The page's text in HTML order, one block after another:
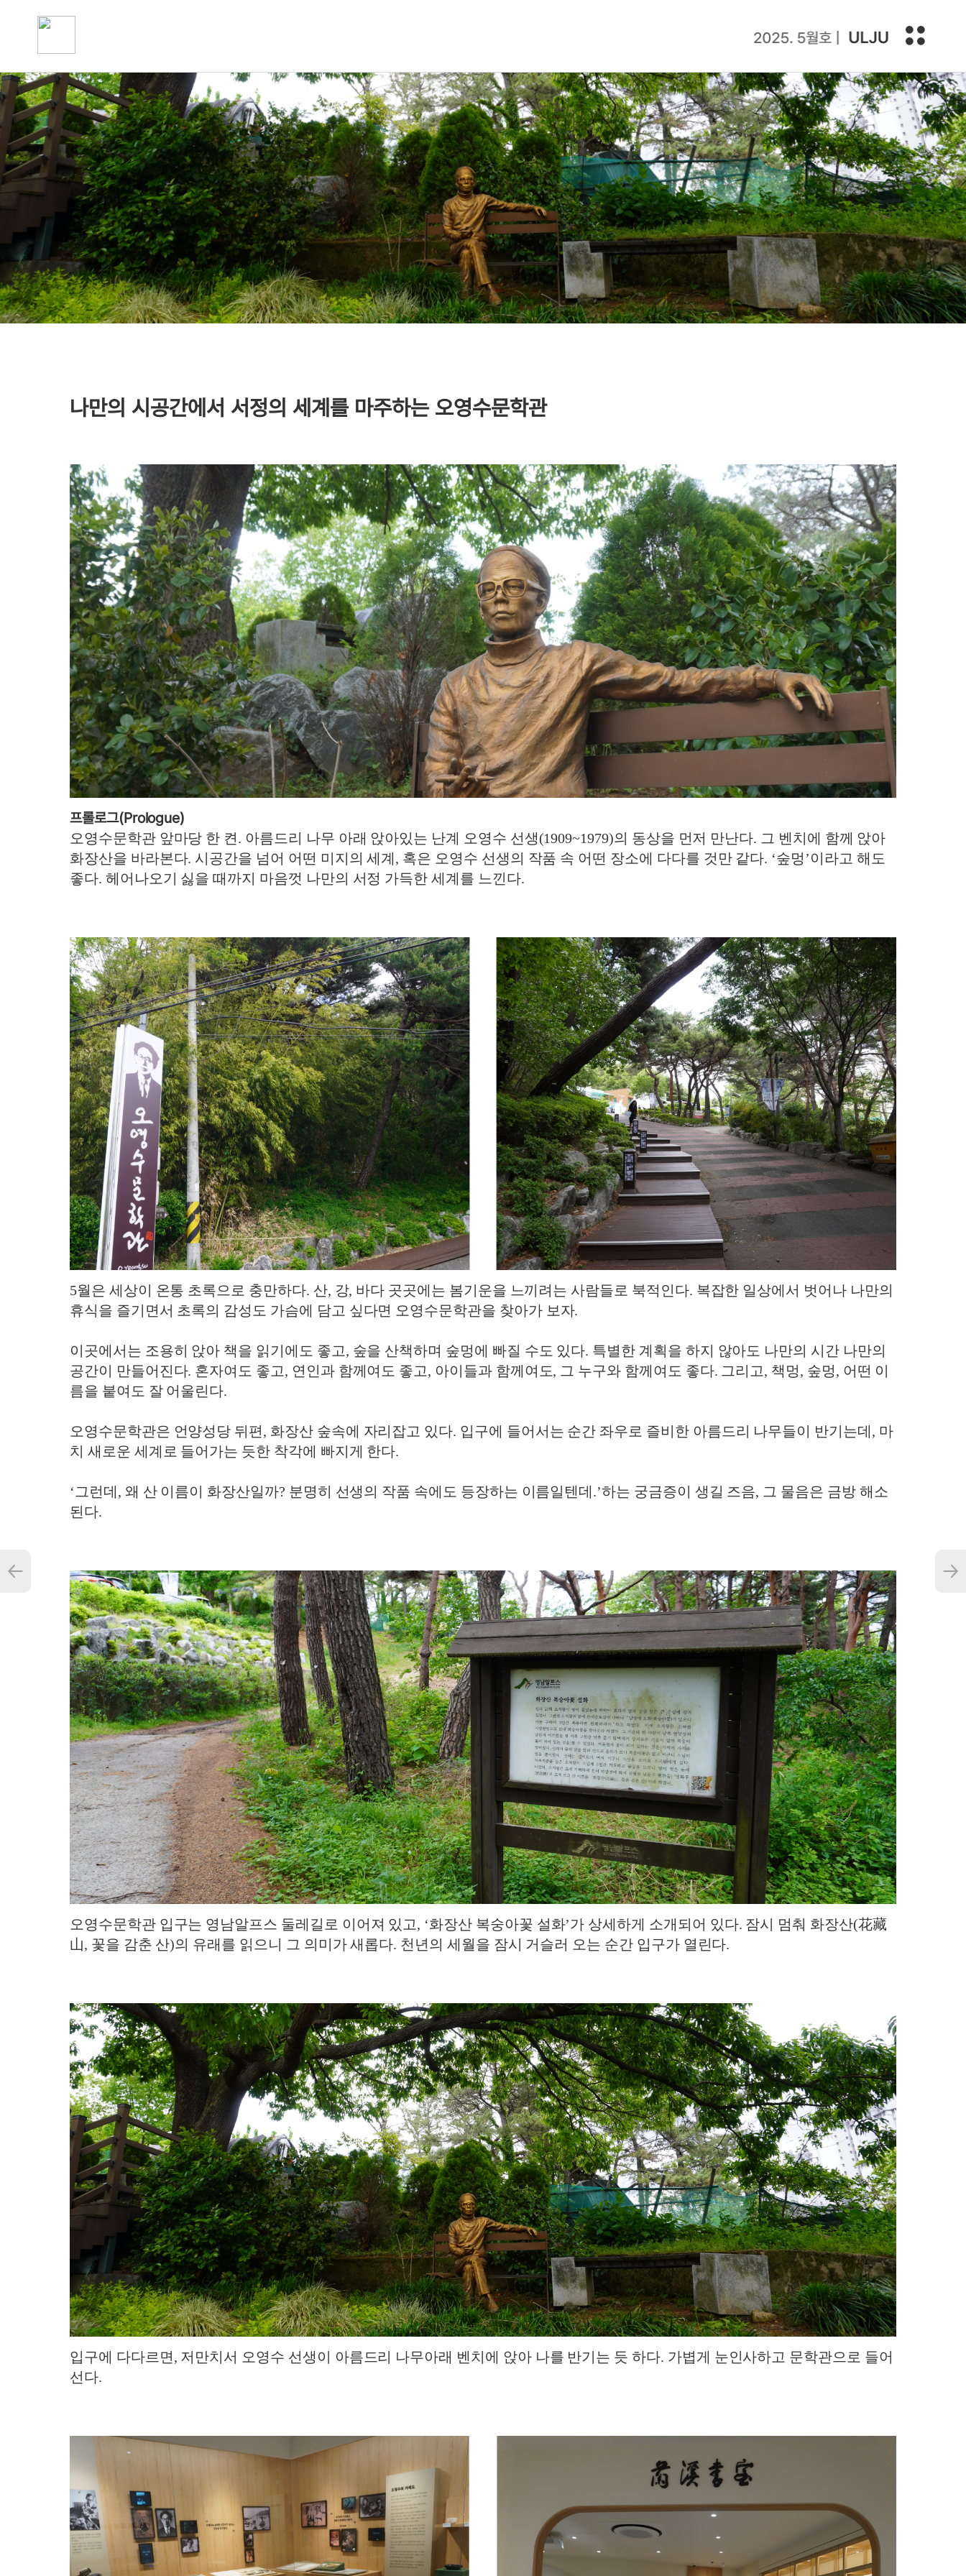
나만의 시공간에서 서정의 세계를 마주하는 오영수문학관
프롤로그(Prologue)
오영수문학관 앞마당 한 켠. 아름드리 나무 아래 앉아있는 난계 오영수 선생(1909~1979)의 동상을 먼저 만난다. 그 벤치에 함께 앉아
화장산을 바라본다. 시공간을 넘어 어떤 미지의 세계, 혹은 오영수 선생의 작품 속 어떤 장소에 다다를 것만 같다. ‘숲멍’이라고 해도
좋다. 헤어나오기 싫을 때까지 마음껏 나만의 서정 가득한 세계를 느낀다.
5월은 세상이 온통 초록으로 충만하다. 산, 강, 바다 곳곳에는 봄기운을 느끼려는 사람들로 북적인다. 복잡한 일상에서 벗어나 나만의
휴식을 즐기면서 초록의 감성도 가슴에 담고 싶다면 오영수문학관을 찾아가 보자.
이곳에서는 조용히 앉아 책을 읽기에도 좋고, 숲을 산책하며 숲멍에 빠질 수도 있다. 특별한 계획을 하지 않아도 나만의 시간 나만의
공간이 만들어진다. 혼자여도 좋고, 연인과 함께여도 좋고, 아이들과 함께여도, 그 누구와 함께여도 좋다. 그리고, 책멍, 숲멍, 어떤 이
름을 붙여도 잘 어울린다.
오영수문학관은 언양성당 뒤편, 화장산 숲속에 자리잡고 있다. 입구에 들어서는 순간 좌우로 즐비한 아름드리 나무들이 반기는데, 마
치 새로운 세계로 들어가는 듯한 착각에 빠지게 한다.
‘그런데, 왜 산 이름이 화장산일까? 분명히 선생의 작품 속에도 등장하는 이름일텐데.’하는 궁금증이 생길 즈음, 그 물음은 금방 해소
된다.
오영수문학관 입구는 영남알프스 둘레길로 이어져 있고, ‘화장산 복숭아꽃 설화’가 상세하게 소개되어 있다. 잠시 멈춰 화장산(花藏
山, 꽃을 감춘 산)의 유래를 읽으니 그 의미가 새롭다. 천년의 세월을 잠시 거슬러 오는 순간 입구가 열린다.
입구에 다다르면, 저만치서 오영수 선생이 아름드리 나무아래 벤치에 앉아 나를 반기는 듯 하다. 가볍게 눈인사하고 문학관으로 들어
선다.